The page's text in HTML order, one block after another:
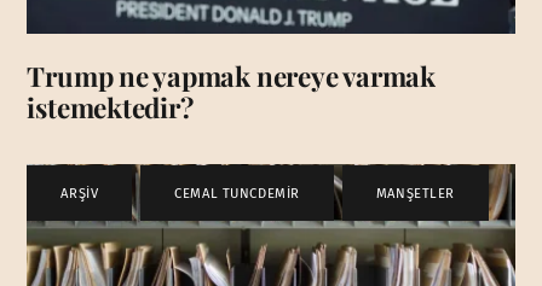
Trump ne yapmak nereye varmak
istemektedir?
ARŞİV CEMAL TUNCDEMİR , MANŞETLER